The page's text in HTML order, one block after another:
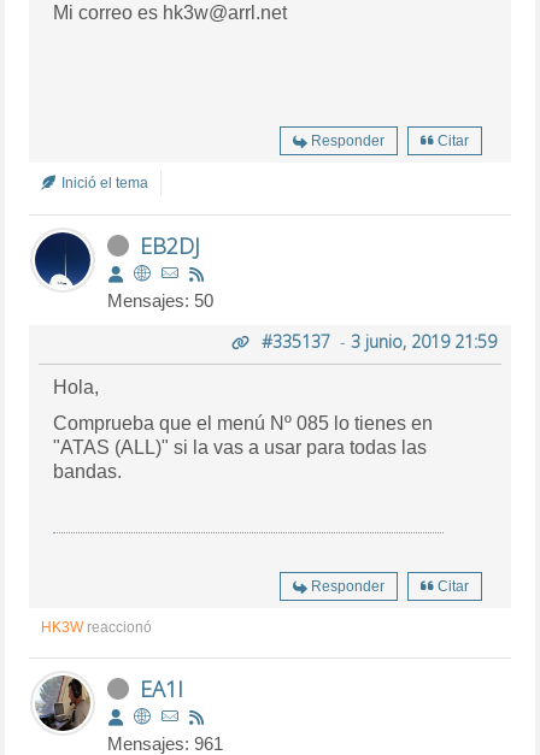
Mi correo es hk3w@arrl.net
Responder Citar
Inició el tema
EB2DJ
Mensajes: 50
#335137- 3 junio, 2019 21:59
Hola,
Comprueba que el menú Nº 085 lo tienes en
"ATAS (ALL)" si la vas a usar para todas las
bandas.
Responder Citar
HK3Wreaccionó
EA1I
Mensajes: 961